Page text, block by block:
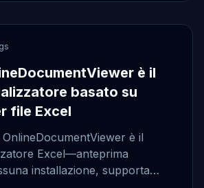
è il
basato su
file Excel
è il
Excel—anteprima
installazione, supporta